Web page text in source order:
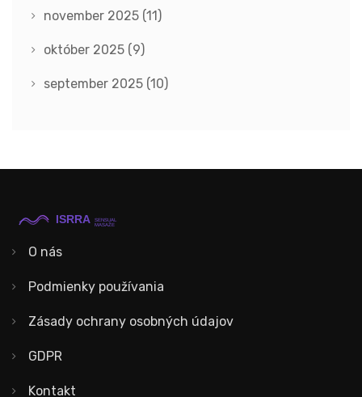
november 2025 (11)
október 2025 (9)
september 2025 (10)
O nás
Podmienky používania
Zásady ochrany osobných údajov
GDPR
Kontakt